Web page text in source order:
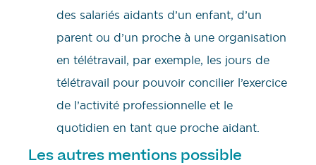
des salariés aidants d’un enfant, d’un
parent ou d’un proche à une organisation
en télétravail, par exemple, les jours de
télétravail pour pouvoir concilier l’exercice
de l’activité professionnelle et le
quotidien en tant que proche aidant.
Les autres mentions possible